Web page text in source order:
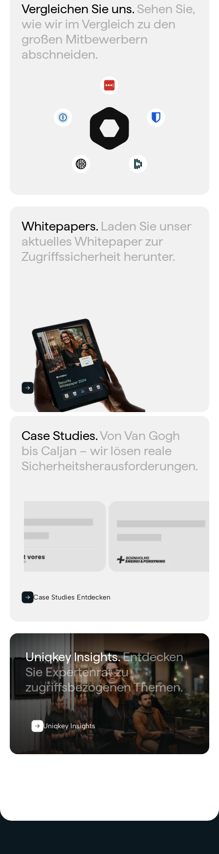
Vergleichen Sie uns. Sehen Sie,
wie wir im Vergleich zu den
großen Mitbewerbern
abschneiden.
Whitepapers. Laden Sie unser
aktuelles Whitepaper zur
Zugriffssicherheit herunter.
Whitepapers Ansehen
Case Studies.Von Van Gogh
bis Caljan – wir lösen reale
Sicherheitsherausforderungen.
Case Studies Entdecken
Uniqkey Insights.Entdecken
Sie Expertenrat zu
zugriffsbezogenen Themen.
Uniqkey Insights